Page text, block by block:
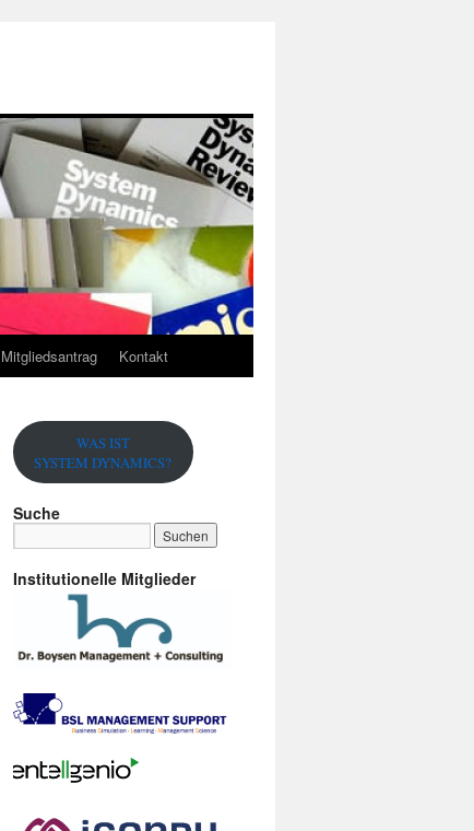
Mitgliedsantrag Kontakt
WAS IST
SYSTEM DYNAMICS?
Suche
Institutionelle Mitglieder